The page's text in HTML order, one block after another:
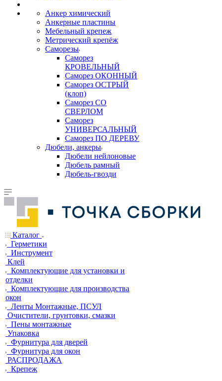
Анкер химический
Анкерные пластины
Мебельный крепеж
Метрический крепёж
Саморезы
Саморез
КРОВЕЛЬНЫЙ
Саморез ОКОННЫЙ
Саморез ОСТРЫЙ
(клоп)
Саморез СО
СВЕРЛОМ
Саморез
УНИВЕРСАЛЬНЫЙ
Саморез ПО ДЕРЕВУ
Дюбели, анкеры
Дюбели нейлоновые
Дюбель рамный
Дюбель-гвозди
Каталог
Герметики
Инструмент
Клей
Комплектующие для установки и
отделки
Комплектующие для производства
окон
Ленты Монтажные, ПСУЛ
Очистители, грунтовки, смазки
Пены монтажные
Упаковка
Фурнитура для дверей
Фурнитура для окон
РАСПРОДАЖА
Крепеж